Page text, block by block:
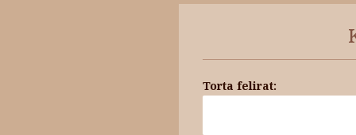
Torta felirat: